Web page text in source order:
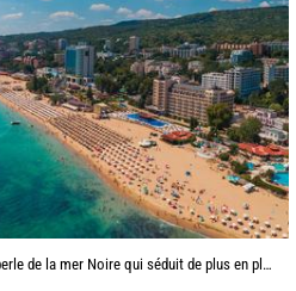
la mer Noire qui séduit de plus en plus les voyageurs cet été